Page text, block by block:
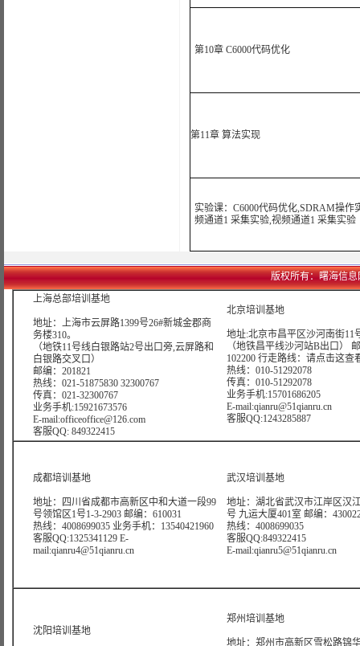
第10章 C6000代码优化
第11章 算法实现
实验课：C6000代码优化,SDRAM操作
频通道1 采集实验,视频通道1 采集实验
版权所有：曙海信息
上海总部培训基地
地址：上海市云屏路1399号26#新城金郡商
务楼310。
（地铁11号线白银路站2号出口旁,云屏路和
白银路交叉口）
邮编：201821
热线：021-51875830 32300767
传真：021-32300767
业务手机:15921673576
E-mail:officeoffice@126.com
客服QQ: 849322415
北京培训基地
地址:北京市昌平区沙河南街11
（地铁昌平线沙河站B出口）
102200 行走路线： 请点击这查
热线：010-51292078
传真：010-51292078
业务手机:15701686205
E-mail:qianru@51qianru.cn
客服QQ:1243285887
成都培训基地
地址：四川省成都市高新区中和大道一段99
号领馆区1号1-3-2903 邮编：610031
热线：4008699035 业务手机：13540421960
客服QQ:1325341129 E-
mail:qianru4@51qianru.cn
武汉培训基地
地址：湖北省武汉市江岸区汉
号 九运大厦401室 邮编：
热线：4008699035
客服QQ:849322415
E-mail:qianru5@51qianru.cn
沈阳培训基地
郑州培训基地
地址：郑州市高新区雪松路锦